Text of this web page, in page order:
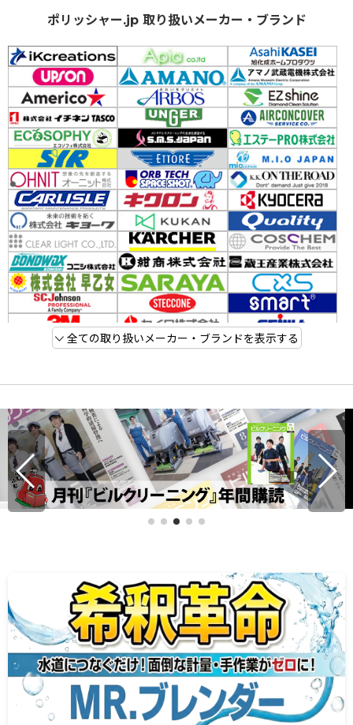
ポリッシャー.jp 取り扱いメーカー・ブランド
全ての取り扱いメーカー・ブランドを表示する